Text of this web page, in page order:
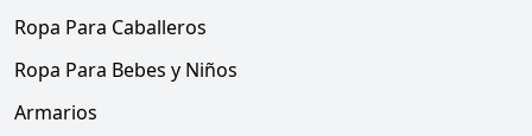
Ropa Para Caballeros
Ropa Para Bebes y Niños
Armarios